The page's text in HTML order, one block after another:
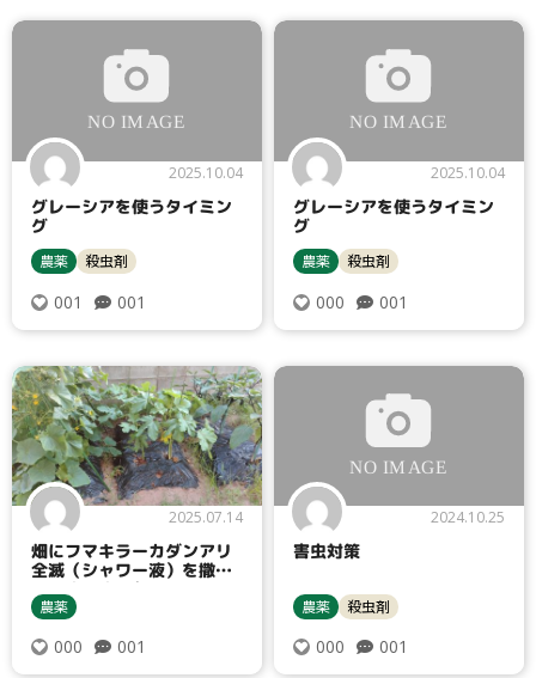
2025.10.04
グレーシアを使うタイミン
グ
農薬 殺虫剤
001 001
2025.10.04
グレーシアを使うタイミン
グ
農薬 殺虫剤
000 001
2025.07.14
畑にフマキラーカダンアリ
全滅（シャワー液）を撒い
てしまいました
農薬
000 001
2024.10.25
害虫対策
農薬 殺虫剤
000 001